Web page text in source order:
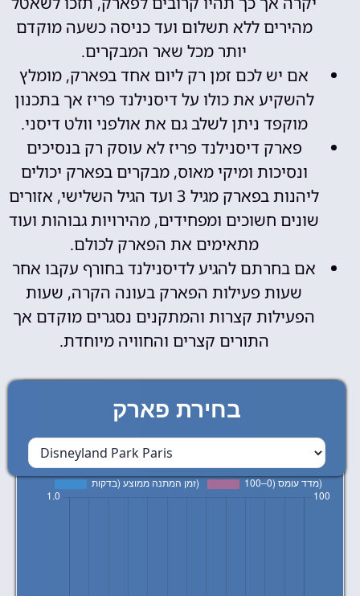
מהירים ללא תשלום ועד כניסה כשעה מוקדם
יותר מכל שאר המבקרים.
אם יש לכם זמן רק ליום אחד בפארק, מומלץ
להשקיע את כולו על דיסנילנד פריז אך בתכנון
מוקפד ניתן לשלב גם את אולפני וולט דיסני.
פארק דיסנילנד פריז לא עוסק רק בנסיכים
ונסיכות ומיקי מאוס, מבקרים בפארק יכולים
ליהנות בפארק מגיל 3 ועד הגיל השלישי, אזורים
שונים חשוכים ומפחידים, מהירויות גבוהות ועוד
מתאימים את הפארק לכולם.
אם בחרתם להגיע לדיסנילנד בחורף עקבו אחר
שעות פעילות הפארק בעונה הקרה, שעות
הפעילות קצרות והמתקנים נסגרים מוקדם אך
התורים קצרים והחוויה מיוחדת.
בחירת פארקמדד עומס בפארקDisneyland Park Paris
לייב" = ממוצע המתנה (בדקות) במתקנים פתוחים מנתונים בזמן